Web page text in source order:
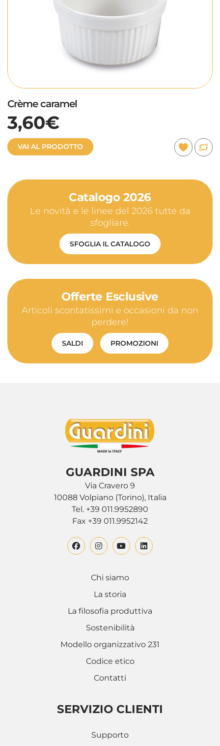
Crème caramel
3,60€
VAI AL PRODOTTO
Catalogo 2026
Le novità e le linee del 2026 tutte da
sfogliare.
SFOGLIA IL CATALOGO
Offerte Esclusive
Articoli scontatissimi e occasioni da non
perdere!
SALDI PROMOZIONI
GUARDINI SPA
Via Cravero 9
10088 Volpiano (Torino), Italia
Tel. +39 011.9952890
Fax +39 011.9952142
Chi siamo
La storia
La filosofia produttiva
Sostenibilità
Modello organizzativo 231
Codice etico
Contatti
SERVIZIO CLIENTI
Supporto